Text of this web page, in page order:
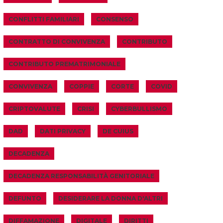
CONFLITTI FAMILIARI CONSENSO
CONTRATTO DI CONVIVENZA CONTRIBUTO
CONTRIBUTO PREMATRIMONIALE
CONVIVENZA COPPIE CORTE COVID
CRIPTOVALUTE CRISI CYBERBULLISMO
DAD DATI PRIVACY DE CUIUS
DECADENZA
DECADENZA RESPONSABILITÀ GENITORIALE
DEFUNTO DESIDERARE LA DONNA D'ALTRI
DIFFAMAZIONE DIGITALE DIRITTI